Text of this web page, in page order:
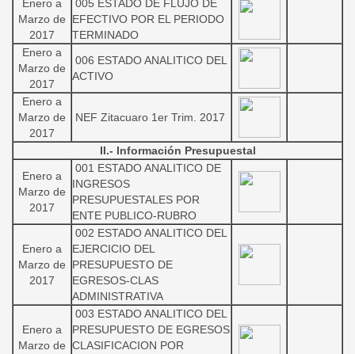
Enero a
Marzo de
2017
005 ESTADO DE FLUJO DE
EFECTIVO POR EL PERIODO
TERMINADO
Enero a
Marzo de
2017
006 ESTADO ANALITICO DEL
ACTIVO
Enero a
Marzo de
2017
NEF Zitacuaro 1er Trim. 2017
II.- Información Presupuestal
Enero a
Marzo de
2017
001 ESTADO ANALITICO DE
INGRESOS
PRESUPUESTALES POR
ENTE PUBLICO-RUBRO
Enero a
Marzo de
2017
002 ESTADO ANALITICO DEL
EJERCICIO DEL
PRESUPUESTO DE
EGRESOS-CLAS
ADMINISTRATIVA
Enero a
Marzo de
003 ESTADO ANALITICO DEL
PRESUPUESTO DE EGRESOS
CLASIFICACION POR